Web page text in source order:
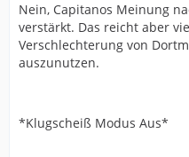
Nein, Capitanos Meinung
verstärkt. Das reicht aber
Verschlechterung von
auszunutzen.
*Klugscheiß Modus Aus*